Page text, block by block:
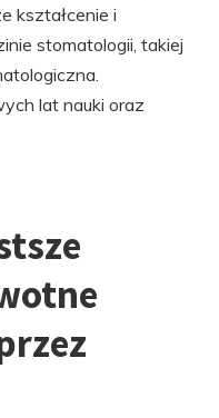
kształcenie i
stomatologii, takiej
lat nauki oraz